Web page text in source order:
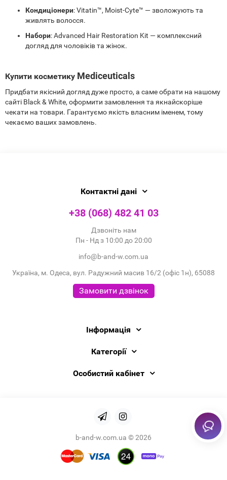
Кондиціонери: Vitatin™, Moist-Cyte™ — зволожують та
живлять волосся.
Набори: Advanced Hair Restoration Kit — комплексний
догляд для чоловіків та жінок.
Купити косметику Mediceuticals
Придбати якісний догляд дуже просто, а саме обрати на нашому
сайті Black & White, оформити замовлення та якнайскоріше
чекати на товари. Гарантуємо якість власним іменем, тому
чекаємо ваших замовлень.
Контактні дані
+38 (068) 482 41 03
Дзвоніть нам
Пн - Нд з 10:00 до 20:00
info@b-and-w.com.ua
Україна, м. Одеса, вул. Радужний масив 16/2 (офіс 1н), 65088
Замовити дзвінок
Інформація
Категорії
Особистий кабінет
b-and-w.com.ua © 2026